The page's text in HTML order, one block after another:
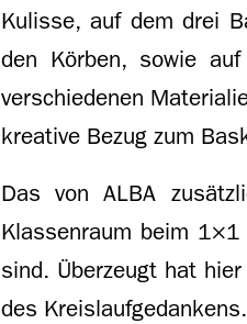
Kulisse, auf dem drei
den Körben, sowie
verschiedenen
kreative Bezug zum
Das von ALBA
Klassenraum beim 1×1
sind. Überzeugt hat
des Kreislaufgedankens.